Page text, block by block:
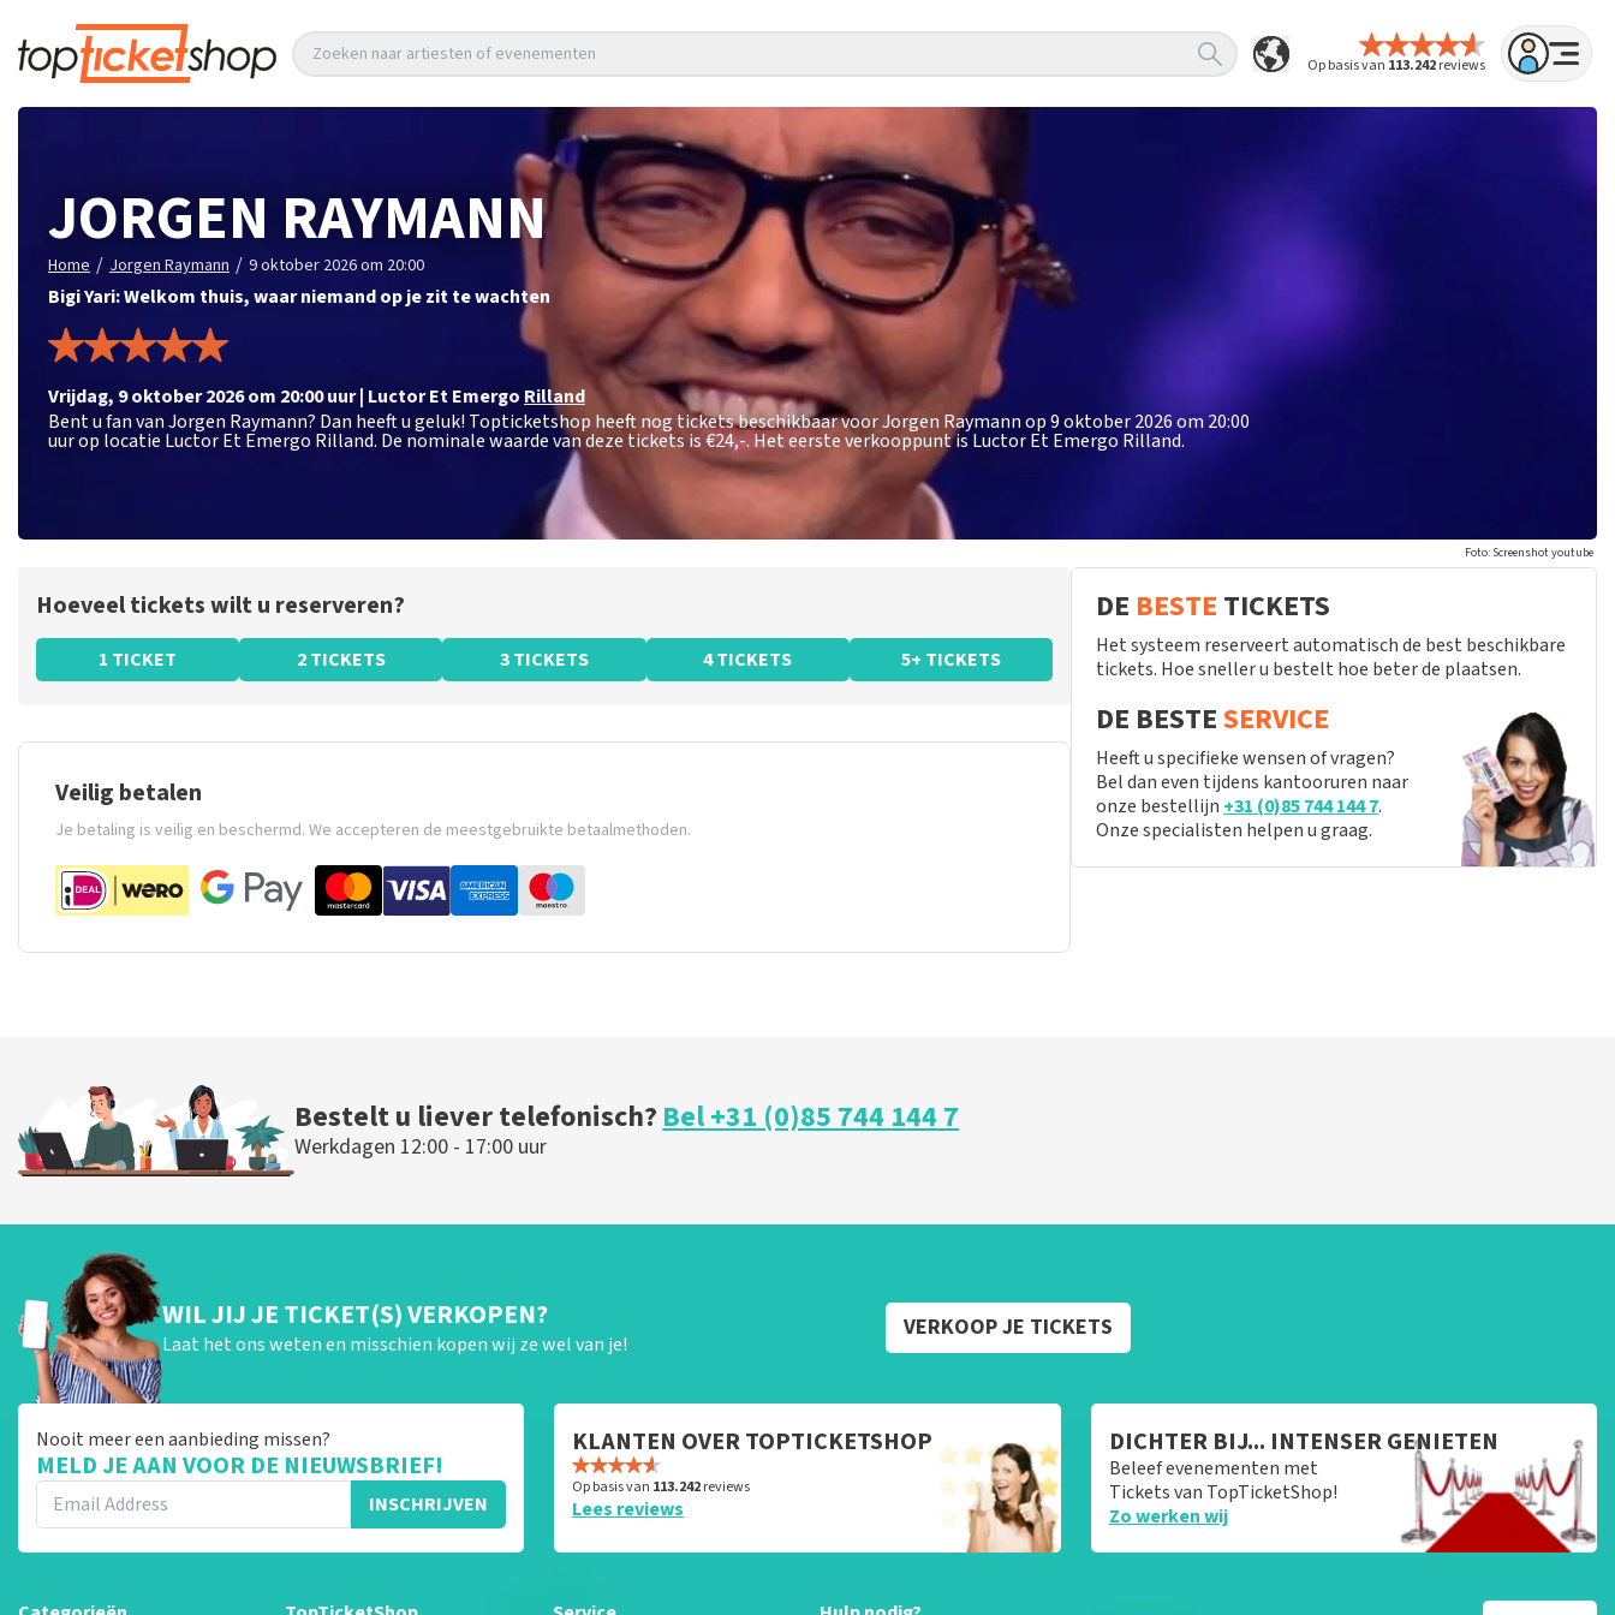
Op basis van 113.242reviews
Zoeken naar artiesten of evenementen
JORGEN RAYMANN
Home / Jorgen Raymann / 9 oktober 2026 om 20:00
Bigi Yari: Welkom thuis, waar niemand op je zit te wachten
vrijdag, 9 oktober 2026 om 20:00uur| Luctor Et Emergo Rilland
Bent u fan van Jorgen Raymann? Dan heeft u geluk! Topticketshop heeft nog tickets beschikbaar voor Jorgen Raymann op 9 oktober 2026 om 20:00
uur op locatie Luctor Et Emergo Rilland. De nominale waarde van deze tickets is€24,-. Het eerste verkooppunt is Luctor Et Emergo Rilland.
Foto: Screenshot youtube
Hoeveel tickets wilt u reserveren?
1 TICKET 2 TICKETS 3 TICKETS 4 TICKETS 5+ TICKETS
Veilig betalen
Je betaling is veilig en beschermd. We accepteren de meestgebruikte betaalmethoden.
DE BESTE TICKETS
Het systeem reserveert automatisch de best beschikbare
tickets. Hoe sneller u bestelt hoe beter de plaatsen.
DE BESTESERVICE
Heeft u specifieke wensen of vragen?
Bel dan even tijdens kantooruren naar
onze bestellijn +31 (0)85 744 144 7.
Onze specialisten helpen u graag.
Bestelt u liever telefonisch?Bel +31 (0)85 744 144 7
Werkdagen 12:00 - 17:00 uur
WIL JIJ JE TICKET(S) VERKOPEN?
Laat het ons weten en misschien kopen wij ze wel van je!
VERKOOP JE TICKETS
Nooit meer een aanbieding missen?
MELD JE AAN VOOR DE NIEUWSBRIEF!
INSCHRIJVEN
KLANTEN OVER TOPTICKETSHOP
Op basis van 113.242reviews
Lees reviews
DICHTER BIJ... INTENSER GENIETEN
Beleef evenementen met
Tickets van TopTicketShop!
Zo werken wij